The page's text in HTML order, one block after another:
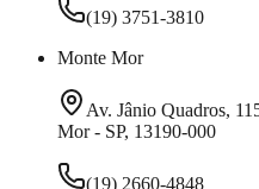
(19) 3751-3810
Monte Mor
Av. Jânio Quadros,
Mor - SP, 13190-000
(19) 2660-4848